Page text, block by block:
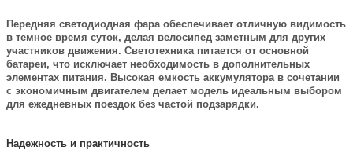
Передняя светодиодная фара обеспечивает отличную видимость
в темное время суток, делая велосипед заметным для других
участников движения. Светотехника питается от основной
батареи, что исключает необходимость в дополнительных
элементах питания. Высокая емкость аккумулятора в сочетании
с экономичным двигателем делает модель идеальным выбором
для ежедневных поездок без частой подзарядки.
Надежность и практичность